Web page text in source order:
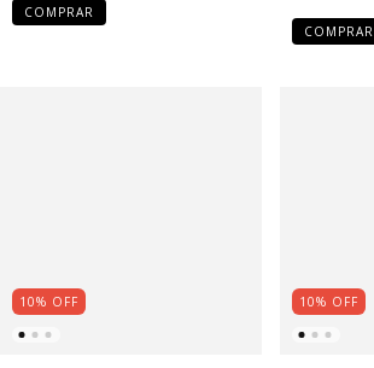
COMPRAR
COMPRAR
10% OFF 10% OFF